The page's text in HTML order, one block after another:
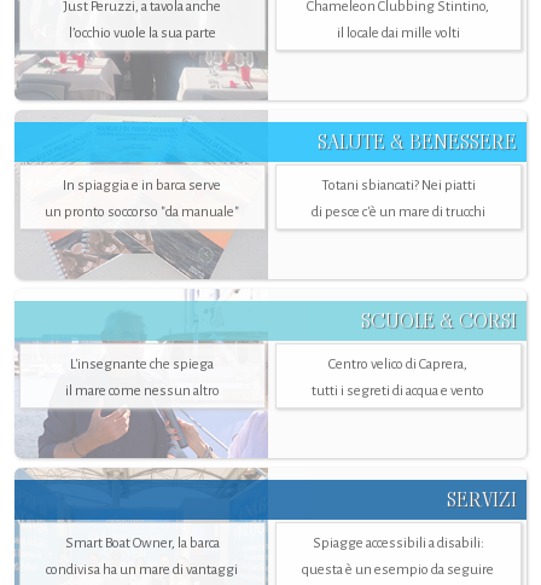
Just Peruzzi, a tavola anche
l’occhio vuole la sua parte
Chameleon Clubbing Stintino,
il locale dai mille volti
SALUTE & BENESSERE
In spiaggia e in barca serve
un pronto soccorso "da manuale"
Totani sbiancati? Nei piatti
di pesce c'è un mare di trucchi
SCUOLE & CORSI
L'insegnante che spiega
il mare come nessun altro
Centro velico di Caprera,
tutti i segreti di acqua e vento
SERVIZI
Smart Boat Owner, la barca
condivisa ha un mare di vantaggi
Spiagge accessibili a disabili:
questa è un esempio da seguire